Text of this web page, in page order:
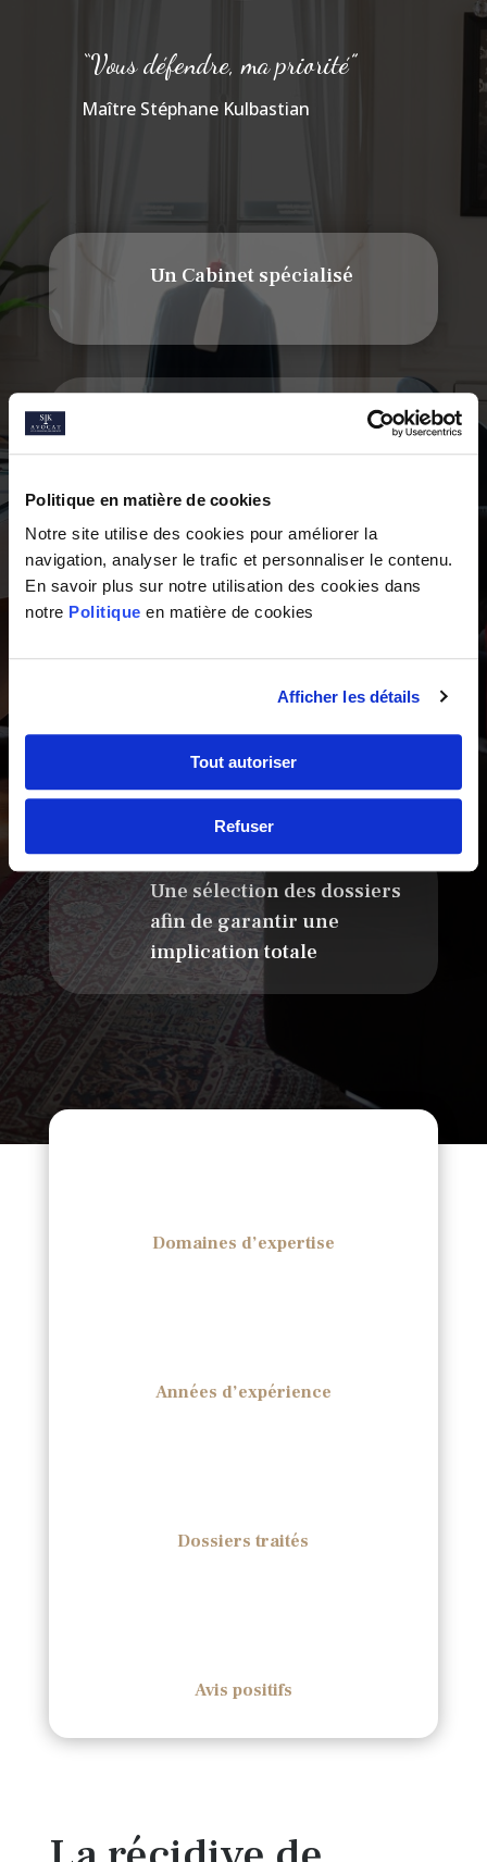
Politique en matière de cookies
Notre site utilise des cookies pour améliorer la
navigation, analyser le trafic et personnaliser le contenu.
En savoir plus sur notre utilisation des cookies dans
notre Politique en matière de cookies
Afficher les détails
Tout autoriser
Refuser
“Vous défendre, ma priorité”
Maître Stéphane Kulbastian
Un Cabinet spécialisé
Une expérience reconnue
Un Cabinet intervenant
dans toute la France
est une priorité absolue
du cabinet!
Une sélection des dossiers
afin de garantir une
implication totale
Domaines d’expertise
Années d’expérience
Dossiers traités
Avis positifs